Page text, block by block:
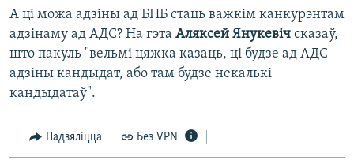
А ці можа адзіны ад БНБ стаць важкім канкурэнтам
адзінаму ад АДС? На гэта Аляксей Янукевіч сказаў,
што пакуль "вельмі цяжка казаць, ці будзе ад АДС
адзіны кандыдат, або там будзе некалькі
кандыдатаў".
Падзяліцца Без VPN